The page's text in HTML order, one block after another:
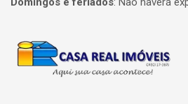
Página inicial